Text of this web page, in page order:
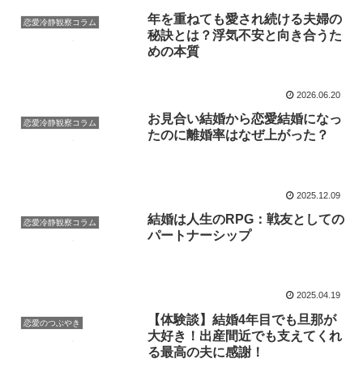
恋愛冷静観察コラム
年を重ねても愛され続ける夫婦の
秘訣とは？浮気不安と向き合うた
めの本質
2026.06.20
恋愛冷静観察コラム
お見合い結婚から恋愛結婚になっ
たのに離婚率はなぜ上がった？
2025.12.09
恋愛冷静観察コラム
結婚は人生のRPG：戦友としての
パートナーシップ
2025.04.19
恋愛のつぶやき
【体験談】結婚4年目でも旦那が
大好き！出産間近でも支えてくれ
る最高の夫に感謝！